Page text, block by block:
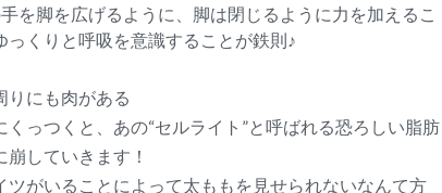
を脚を広げるように、脚は閉じるように力を加えるこ
くりと呼吸を意識することが鉄則♪
りにも肉がある
くっつくと、あの“セルライト”と呼ばれる恐ろしい脂肪
していきます！
がいることによって太ももを見せられないなんて方